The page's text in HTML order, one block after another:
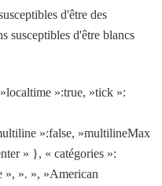
d'être des
susceptibles d'être blancs
»:true, »tick »:
»:false, »multilineMax
» }, « catégories »:
», ». », »American